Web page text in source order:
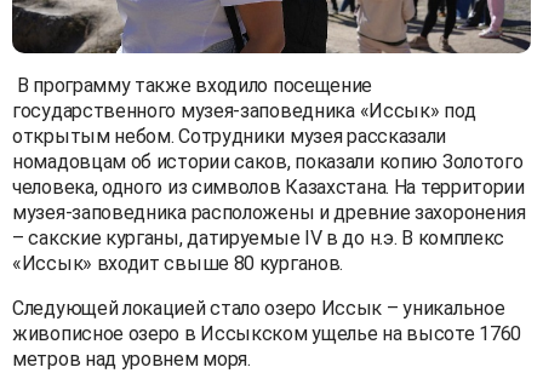
В программу также входило посещение
государственного музея-заповедника «Иссык» под
открытым небом. Сотрудники музея рассказали
номадовцам об истории саков, показали копию Золотого
человека, одного из символов Казахстана. На территории
музея-заповедника расположены и древние захоронения
– сакские курганы, датируемые IV в до н.э. В комплекс
«Иссык» входит свыше 80 курганов.
Следующей локацией стало озеро Иссык – уникальное
живописное озеро в Иссыкском ущелье на высоте 1760
метров над уровнем моря.